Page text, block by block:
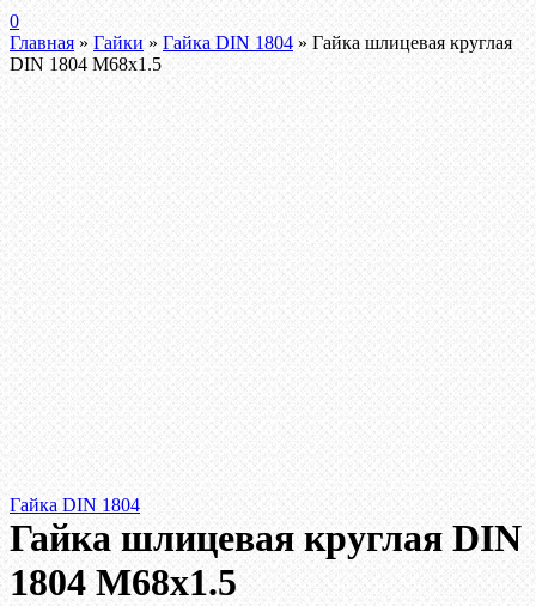
0
Главная » Гайки » Гайка DIN 1804 » Гайка шлицевая круглая
DIN 1804 М68х1.5
Гайка DIN 1804
Гайка шлицевая круглая DIN
1804 М68х1.5